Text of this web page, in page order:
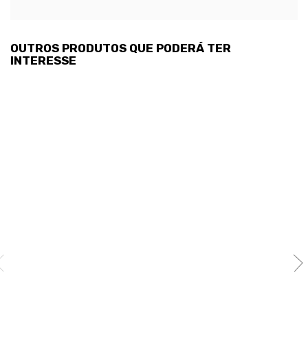
OUTROS PRODUTOS QUE PODERÁ TER
INTERESSE